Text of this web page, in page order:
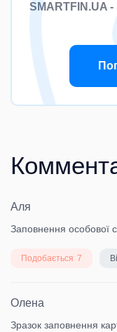
Аля
Заповнення особової
Подобається 7
Олена
Зразок заповнення